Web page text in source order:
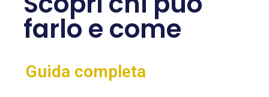
farlo e come
Guida completa